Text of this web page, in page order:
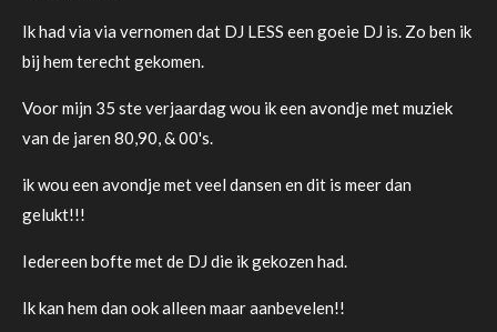
Ik had via via vernomen dat DJ LESS een goeie DJ is. Zo ben ik
bij hem terecht gekomen.
Voor mijn 35 ste verjaardag wou ik een avondje met muziek
van de jaren 80,90, & 00's.
ik wou een avondje met veel dansen en dit is meer dan
gelukt!!!
Iedereen bofte met de DJ die ik gekozen had.
Ik kan hem dan ook alleen maar aanbevelen!!